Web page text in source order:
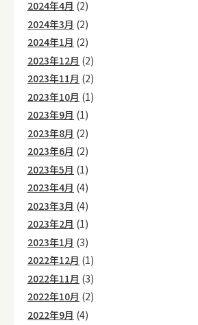
2024年4月 (2)
2024年3月 (2)
2024年1月 (2)
2023年12月 (2)
2023年11月 (2)
2023年10月 (1)
2023年9月 (1)
2023年8月 (2)
2023年6月 (2)
2023年5月 (1)
2023年4月 (4)
2023年3月 (4)
2023年2月 (1)
2023年1月 (3)
2022年12月 (1)
2022年11月 (3)
2022年10月 (2)
2022年9月 (4)